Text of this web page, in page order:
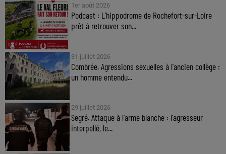
1er août 2026
Podcast : L’hippodrome de Rochefort-sur-Loire
prêt à retrouver son...
31 juillet 2026
Combrée. Agressions sexuelles à l'ancien collège :
un homme entendu...
29 juillet 2026
Segré. Attaque à l'arme blanche : l'agresseur
interpellé, le...